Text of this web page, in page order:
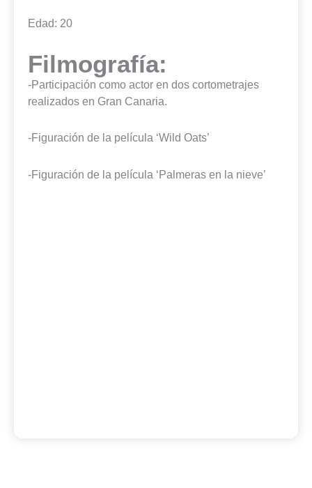
Edad: 20
Filmografía:
-Participación como actor en dos cortometrajes
realizados en Gran Canaria.
-Figuración de la película ‘Wild Oats’
-Figuración de la película ‘Palmeras en la nieve’